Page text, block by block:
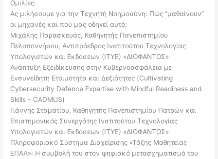
Ομιλίες:
Ας μιλήσουμε για την Τεχνητή Νοημοσύνη: Πώς “μαθαίνουν”
οι μηχανές και πού μας οδηγεί αυτό;
Μιχάλης Παρασκευάς, Καθηγητής Πανεπιστημίου
Πελοποννήσου, Αντιπρόεδρος Ινστιτούτου Τεχνολογίας
Υπολογιστών και Εκδόσεων (ΙΤΥΕ) «ΔΙΟΦΑΝΤΟΣ»
Ανάπτυξη Εξειδίκευσης στην Κυβερνοασφάλεια με
Ενσυνείδητη Ετοιμότητα και Δεξιότητες (Cultivating
Cybersecurity Defence Expertise with Mindful Readiness and
Skills – CADMUS)
Γιάννης Σταματίου, Καθηγητής Πανεπιστημίου Πατρών και
Επιστημονικός Συνεργάτης Ινστιτούτου Τεχνολογίας
Υπολογιστών και Εκδόσεων (ΙΤΥΕ) «ΔΙΟΦΑΝΤΟΣ»
Πληροφοριακό Σύστημα Διαχείρισης «Τάξης Μαθητείας
ΕΠΑΛ»: Η συμβολή του στον ψηφιακό μετασχηματισμό του